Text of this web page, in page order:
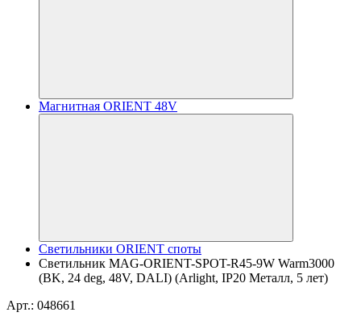
Магнитная ORIENT 48V
Светильники ORIENT споты
Светильник MAG-ORIENT-SPOT-R45-9W Warm3000
(BK, 24 deg, 48V, DALI) (Arlight, IP20 Металл, 5 лет)
Арт.: 048661